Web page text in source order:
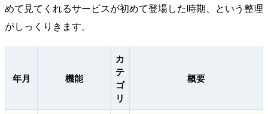
めて見てくれるサービスが初めて登場した時期、という整理
がしっくりきます。
年月 機能
カ
テ
ゴ
リ
概要